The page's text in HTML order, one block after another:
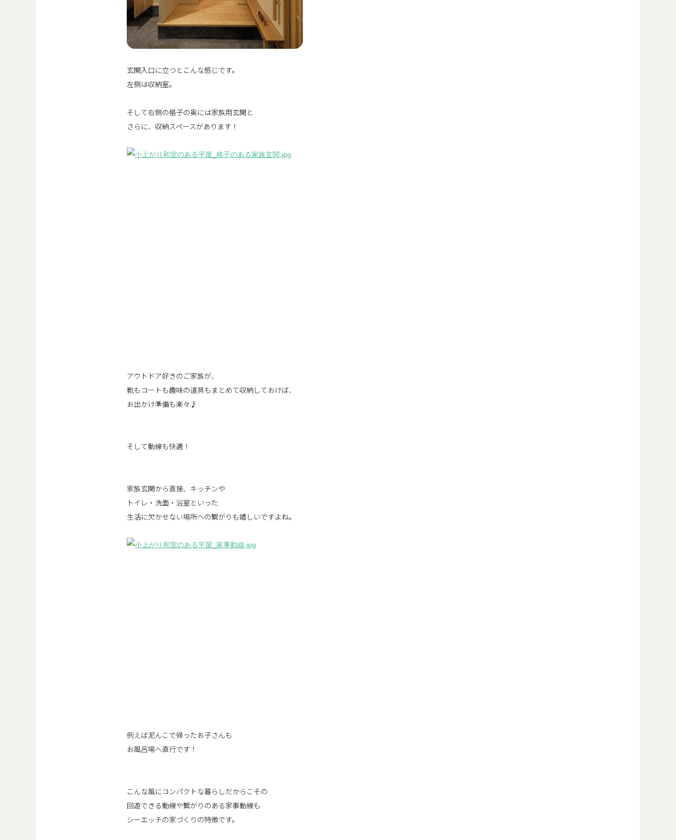
玄関入口に立つとこんな感じです。
左側は収納室。
そして右側の格子の奥には家族用玄関と
さらに、収納スペースがあります！
アウトドア好きのご家族が、
靴もコートも趣味の道具もまとめて収納しておけば、
お出かけ準備も楽々♪
そして動線も快適！
家族玄関から直接、キッチンや
トイレ・洗面・浴室といった
生活に欠かせない場所への繋がりも嬉しいですよね。
例えば泥んこで帰ったお子さんも
お風呂場へ直行です！
こんな風にコンパクトな暮らしだからこその
回遊できる動線や繋がりのある家事動線も
シーエッチの家づくりの特徴です。